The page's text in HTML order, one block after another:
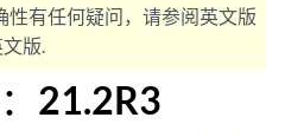
有任何疑问，请参阅英文版
版.
21.2R3